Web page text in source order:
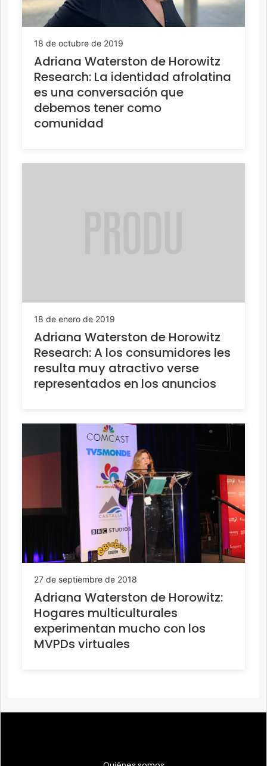
18 de octubre de 2019
Adriana Waterston de Horowitz
Research: La identidad afrolatina
es una conversación que
debemos tener como
comunidad
18 de enero de 2019
Adriana Waterston de Horowitz
Research: A los consumidores les
resulta muy atractivo verse
representados en los anuncios
27 de septiembre de 2018
Adriana Waterston de Horowitz:
Hogares multiculturales
experimentan mucho con los
MVPDs virtuales